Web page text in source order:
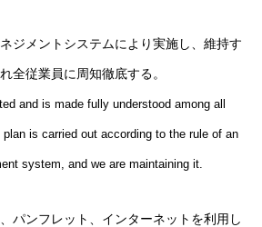
ジメントシステムにより実施し、維持す
全従業員に周知徹底する。
and is made fully understood among all
is carried out according to the rule of an
system, and we are maintaining it.
パンフレット、インターネットを利用し